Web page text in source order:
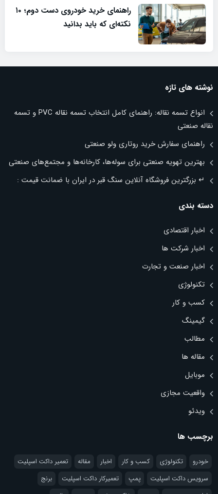
راهنمای خرید خودروی دست دوم؛ ۱۰
نکته‌ای که باید بدانید
نوشته های تازه
انواع تسمه نقاله: راهنمای کامل انتخاب تسمه نقاله PVC و تسمه
نقاله صنعتی
راهنمای سفارش خرید روتاری ولو صنعتی
بهترین تهویه صنعتی برای سوله‌ها، کارخانه‌ها و مجتمع‌های صنعتی
↵ بزرگترین فروشگاه آنلاین سنگ قبر در ایران با ضمانت قیمت :
دسته بندی
اخبار اقتصادی
اخبار شرکت ها
اخبار صنعت و تجارت
تکنولوژی
کسب و کار
گیمینگ
مطالب
مقاله ها
موبایل
واقعیت مجازی
ویدئو
برچسب ها
خودرو تکنولوژی کسب و کار اخبار مقاله
تعمیر داکت اسپلیت
سرویس داکت اسپلیت
پمپ تعمیرکار داکت اسپلیت
برنج